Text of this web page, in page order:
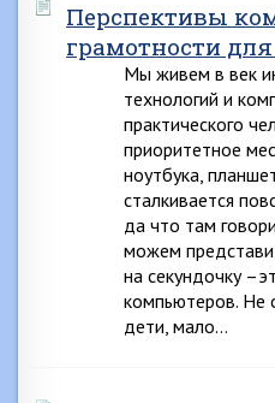
Перспективы
грамотности
Мы живем в век
технологий и
практического
приоритетное
ноутбука,
сталкивается
да что там
можем
на секундочку
компьютеров. Не
дети, мало…